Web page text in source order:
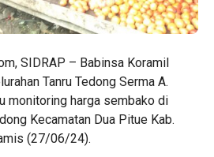
SIDRAP – Babinsa Koramil
Tanru Tedong Serma A.
monitoring harga sembako di
Kecamatan Dua Pitue Kab.
(27/06/24).